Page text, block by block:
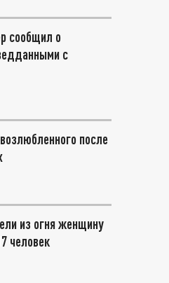
сообщил о
с
после
из огня женщину
человек